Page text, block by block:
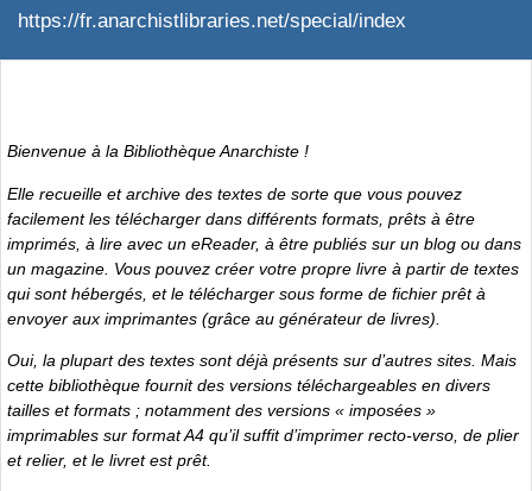
https://fr.anarchistlibraries.net/special/index
Bienvenue à la Bibliothèque Anarchiste !
Elle recueille et archive des textes de sorte que vous pouvez
facilement les télécharger dans différents formats, prêts à être
imprimés, à lire avec un eReader, à être publiés sur un blog ou dans
un magazine. Vous pouvez créer votre propre livre à partir de textes
qui sont hébergés, et le télécharger sous forme de fichier prêt à
envoyer aux imprimantes (grâce au générateur de livres).
Oui, la plupart des textes sont déjà présents sur d’autres sites. Mais
cette bibliothèque fournit des versions téléchargeables en divers
tailles et formats ; notamment des versions « imposées »
imprimables sur format A4 qu’il suffit d’imprimer recto-verso, de plier
et relier, et le livret est prêt.